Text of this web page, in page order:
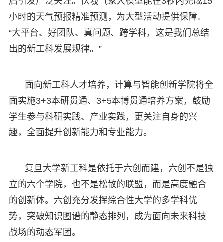
小时的天气预报精准预测，为大型活动提供保障。
“大平台、好团队、真问题、跨学科，这是我们总结
出的新工科发展规律。”
面向新工科人才培养，计算与智能创新学院将全
面实施3+3本研贯通、3+5本博贯通培养方案，鼓励
学生参与科研实践、产业实践，更关注自身的兴
趣，全面提升创新能力和专业能力。
复旦大学新工科是依托于六创而建，六创不是独
立的六个学院，也不是松散的联盟，而是高度融合
的创新体。六创充分发挥综合性大学的多学科优
势，突破知识图谱的静态排列，成为面向未来科技
战场的动态军团。